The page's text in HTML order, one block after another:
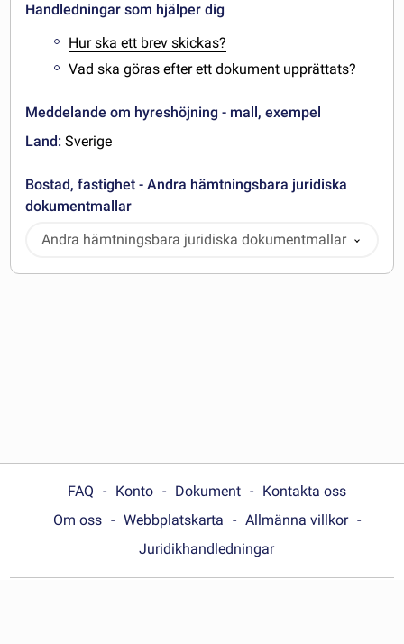
Handledningar som hjälper dig
Hur ska ett brev skickas?
Vad ska göras efter ett dokument upprättats?
Meddelande om hyreshöjning - mall, exempel
Land: Sverige
Bostad, fastighet - Andra hämtningsbara juridiska
dokumentmallar
Andra hämtningsbara juridiska dokumentmallar
FAQ Konto Dokument
Kontakta oss
Om oss
Webbplatskarta
Allmänna villkor
Juridikhandledningar